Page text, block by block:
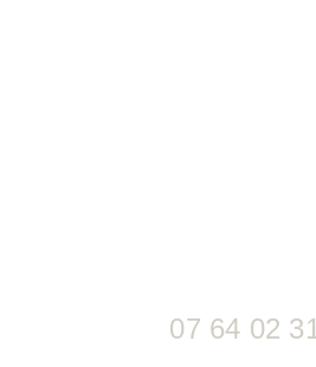
07 64 02